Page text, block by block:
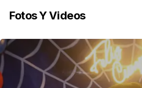
Fotos Y Videos